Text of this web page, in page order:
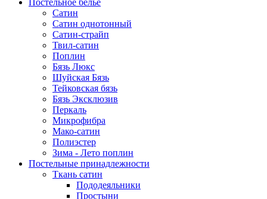
Постельное белье
Сатин
Сатин однотонный
Сатин-страйп
Твил-сатин
Поплин
Бязь Люкс
Шуйская Бязь
Тейковская бязь
Бязь Эксклюзив
Перкаль
Микрофибра
Мако-сатин
Полиэстер
Зима - Лето поплин
Постельные принадлежности
Ткань сатин
Пододеяльники
Простыни